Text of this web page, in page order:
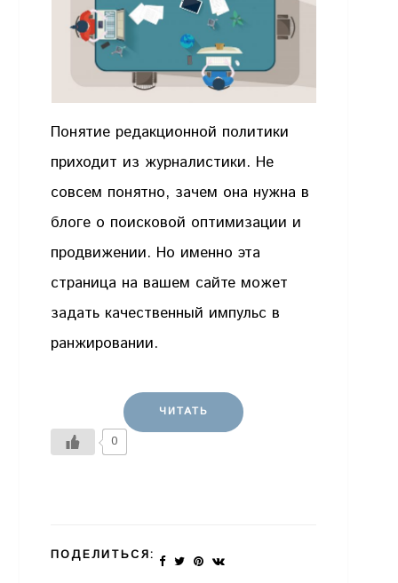
Понятие редакционной политики
приходит из журналистики. Не
совсем понятно, зачем она нужна в
блоге о поисковой оптимизации и
продвижении. Но именно эта
страница на вашем сайте может
задать качественный импульс в
ранжировании.
ЧИТАТЬ
0
ПОДЕЛИТЬСЯ: